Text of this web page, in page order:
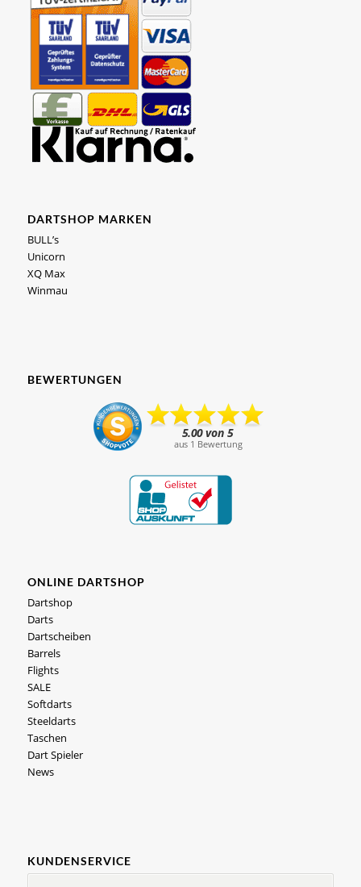
DARTSHOP MARKEN
BULL’s
Unicorn
XQ Max
Winmau
BEWERTUNGEN
ONLINE DARTSHOP
Dartshop
Darts
Dartscheiben
Barrels
Flights
SALE
Softdarts
Steeldarts
Taschen
Dart Spieler
News
KUNDENSERVICE